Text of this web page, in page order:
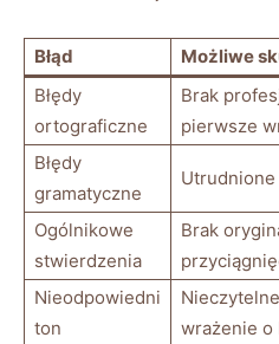
Błąd
Możliwe
Błędy
ortograficzne
Brak
pierwsze
Błędy
gramatyczne
Ogólnikowe
stwierdzenia
Brak
Nieodpowiedni
ton
wrażenie o